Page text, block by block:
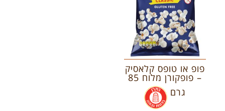
פופ או טופס קלאסיק
– פופקורן מלוח 85
גרם
.